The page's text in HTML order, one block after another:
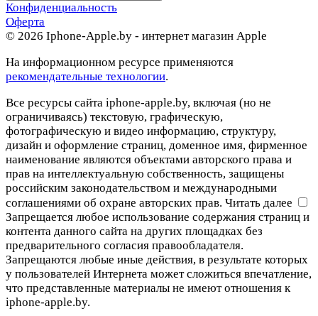
Конфиденциальность
Оферта
© 2026 Iphone-Apple.by - интернет магазин Apple
На информационном ресурсе применяются
рекомендательные технологии.
Все ресурсы сайта iphone-apple.by, включая (но не
ограничиваясь) текстовую, графическую,
фотографическую и видео информацию, структуру,
дизайн и оформление страниц, доменное имя, фирменное
наименование являются объектами авторского права и
прав на интеллектуальную собственность, защищены
российским законодательством и международными
соглашениями об охране авторских прав. Читать далее
Запрещается любое использование содержания страниц и
контента данного сайта на других площадках без
предварительного согласия правообладателя.
Запрещаются любые иные действия, в результате которых
у пользователей Интернета может сложиться впечатление,
что представленные материалы не имеют отношения к
iphone-apple.by.